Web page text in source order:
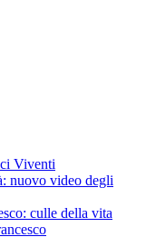
Viventi
nuovo video degli
culle della vita